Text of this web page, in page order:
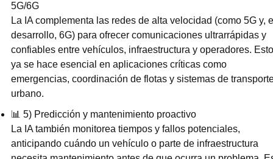
5G/6G
La IA complementa las redes de alta velocidad (como 5G y,
desarrollo, 6G) para ofrecer comunicaciones ultrarrápidas y
confiables entre vehículos, infraestructura y operadores. Esto
ya se hace esencial en aplicaciones críticas como
emergencias, coordinación de flotas y sistemas de
urbano.
📊 5) Predicción y mantenimiento proactivo
La IA también monitorea tiempos y fallos potenciales,
anticipando cuándo un vehículo o parte de infraestructura